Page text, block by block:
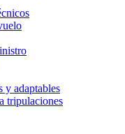
y adaptables
tripulaciones